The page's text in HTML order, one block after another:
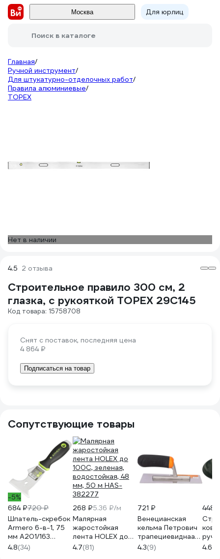
Москва Для юрлиц
Поиск в каталоге
Главная/
Ручной инструмент/
Для штукатурно-отделочных работ/
Правила алюминиевые/
TOPEX
Нет в наличии
4.5 2 отзыва
Строительное правило 300 см, 2
глазка, с рукояткой TOPEX 29C145
Код товара: 15758708
Снят с поставок, последняя цена
4 864 ₽
Подписаться на товар
Сопутствующие товары
-5%
684 ₽720 ₽
Шпатель-скребок
Armero 6-в-1, 75
мм A201/163
AM01-163
4.8(34)
268 ₽5.36 ₽/м
Малярная
жаростойкая
лента HOLEX до
100С, зеленая,
водостойкая, 48
4.7(81)
721 ₽
Венецианская
кельма Петрович
трапециевиднаая,
200x80x70мм,
нержавеющая
4.3(9)
448
4.6